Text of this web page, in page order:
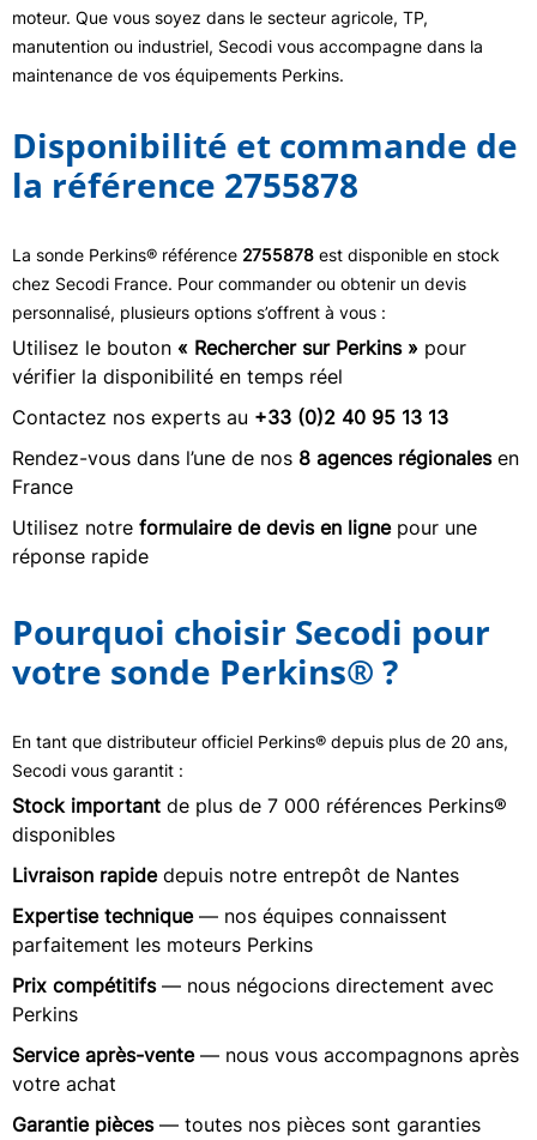
moteur. Que vous soyez dans le secteur agricole, TP,
manutention ou industriel, Secodi vous accompagne dans la
maintenance de vos équipements Perkins.
Disponibilité et commande de
la référence 2755878
La sonde Perkins® référence 2755878 est disponible en stock
chez Secodi France. Pour commander ou obtenir un devis
personnalisé, plusieurs options s’offrent à vous :
Utilisez le bouton « Rechercher sur Perkins » pour
vérifier la disponibilité en temps réel
Contactez nos experts au +33 (0)2 40 95 13 13
Rendez-vous dans l’une de nos 8 agences régionalesen
France
Utilisez notre formulaire de devis en lignepour une
réponse rapide
Pourquoi choisir Secodi pour
votre sonde Perkins® ?
En tant que distributeur officiel Perkins® depuis plus de 20 ans,
Secodi vous garantit :
Stock important de plus de 7 000 références Perkins®
disponibles
Livraison rapidedepuis notre entrepôt de Nantes
Expertise technique— nos équipes connaissent
parfaitement les moteurs Perkins
Prix compétitifs— nous négocions directement avec
Perkins
Service après-vente— nous vous accompagnons après
votre achat
Garantie pièces— toutes nos pièces sont garanties